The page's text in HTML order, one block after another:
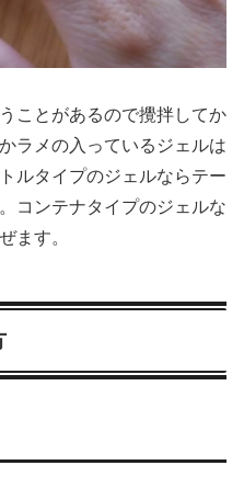
ことがあるので攪拌してか
ラメの入っているジェルは
ルタイプのジェルならテー
コンテナタイプのジェルな
ます。